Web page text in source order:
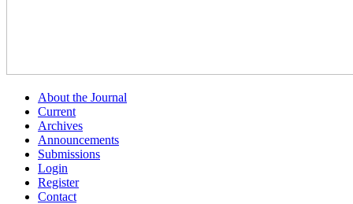
About the Journal
Current
Archives
Announcements
Submissions
Login
Register
Contact